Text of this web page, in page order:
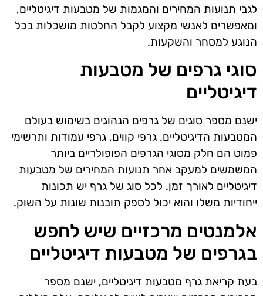
לגבי תנועות המחירים והמגמות של מטבעות דיגיטליים,
ומאפשרים לאנשי מקצוע לקבל החלטות מושכלות בכל
הנוגע למסחר והשקעות.
סוגי גרפים של מטבעות
דיגיטליים
ישנם מספר סוגים של גרפים הנהוגים בשימוש בעולם
המטבעות הדיגיטליים. גרפי קווים, גרפי עמודות ותרשימי
פמוט הם חלק מסוגי הגרפים הפופולריים ביותר
המשמשים למעקב אחר תנועות המחירים של מטבעות
דיגיטליים לאורך זמן. לכל סוג של גרף יש תכונות
ייחודיות משלו והוא יכול לספק תובנות שונות על השוק.
אלמנטים מרכזיים שיש לחפש
בגרפים של מטבעות דיגיטליים
בעת קריאת גרף מטבעות דיגיטליים, ישנם מספר